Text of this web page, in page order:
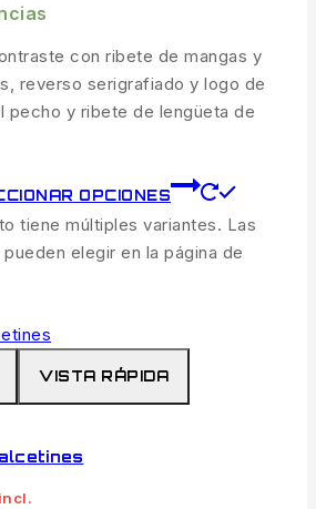
con ribete de mangas y
reverso serigrafiado y logo de
pecho y ribete de lengüeta de
OPCIONES
tiene múltiples variantes. Las
elegir en la página de
VISTA RÁPIDA